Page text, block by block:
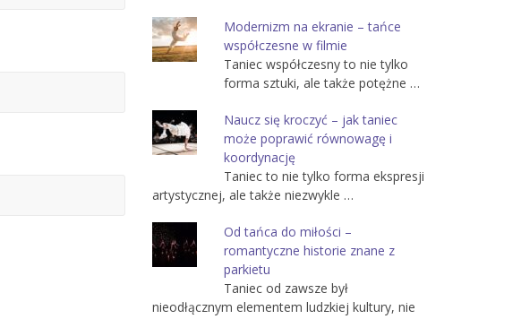
Modernizm na ekranie – tańce
współczesne w filmie
Taniec współczesny to nie tylko
forma sztuki, ale także potężne …
Naucz się kroczyć – jak taniec
może poprawić równowagę i
koordynację
Taniec to nie tylko forma ekspresji
artystycznej, ale także niezwykle …
Od tańca do miłości –
romantyczne historie znane z
parkietu
Taniec od zawsze był
nieodłącznym elementem ludzkiej kultury, nie